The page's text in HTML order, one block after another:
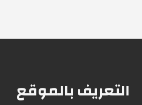
التعريف بالموقع